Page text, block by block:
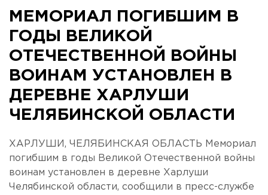
МЕМОРИАЛ ПОГИБШИМ В
ГОДЫ ВЕЛИКОЙ
ОТЕЧЕСТВЕННОЙ ВОЙНЫ
ВОИНАМ УСТАНОВЛЕН В
ДЕРЕВНЕ ХАРЛУШИ
ЧЕЛЯБИНСКОЙ ОБЛАСТИ
ХАРЛУШИ, ЧЕЛЯБИНСКАЯ ОБЛАСТЬ Мемориал
погибшим в годы Великой Отечественной войны
воинам установлен в деревне Харлуши
Челябинской области, сообщили в пресс-службе